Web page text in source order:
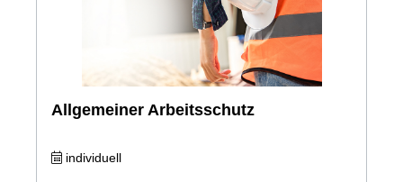
Allgemeiner Arbeitsschutz
individuell